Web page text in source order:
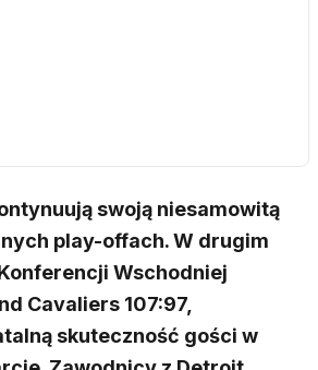
swoją niesamowitą
play-offach. W drugim
Wschodniej
Cavaliers 107:97,
skuteczność gości w